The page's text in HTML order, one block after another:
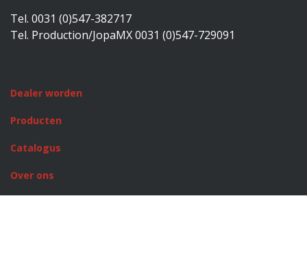
Tel. 0031 (0)547-382717
Tel. Production/JopaMX 0031 (0)547-729091
Dealer worden
Producten
Catalogus
Over ons